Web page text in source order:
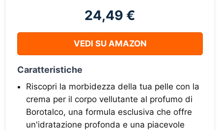
24,49 €
VEDI SU AMAZON
Caratteristiche
Riscopri la morbidezza della tua pelle con la
crema per il corpo vellutante al profumo di
Borotalco, una formula esclusiva che offre
un'idratazione profonda e una piacevole